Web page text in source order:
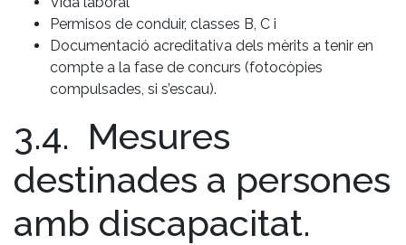
Permisos de conduir, classes B, C i
Documentació acreditativa dels mèrits a tenir en
compte a la fase de concurs (fotocòpies
compulsades, si s’escau).
3.4. Mesures
destinades a persones
amb discapacitat.